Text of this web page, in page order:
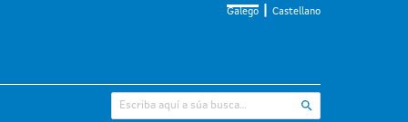
Galego Castellano